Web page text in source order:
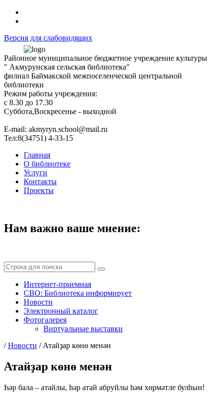
Версия для слабовидящих
Районное муниципальное бюджетное учреждение культуры
" Акмурунская сельская библиотека"
филиал Баймакской межпоселенческой центральной
библиотеки
Режим работы учреждения:
с 8.30 до 17.30
Суббота,Воскресенье - выходной
Е-mail: akmyryn.school@mail.ru
Тел:8(34751) 4-33-15
Главная
О библиотеке
Услуги
Контакты
Проекты
Нам важно ваше мнение:
Интернет-приемная
СВО: Библиотека информирует
Новости
Электронный каталог
Фотогалерея
Виртуальные выставки
/Новости / Атайҙар көнө менән
Атайҙар көнө менән
Һәр бала – атайлы, һәр атай абруйлы һәм хөрмәтле булһын!